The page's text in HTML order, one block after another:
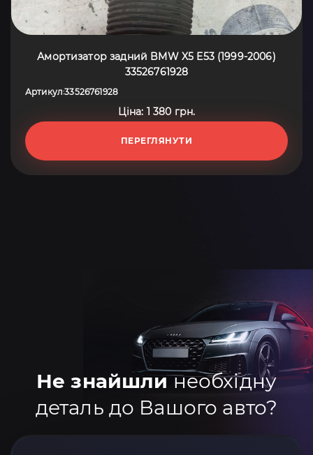
Амортизатор задний BMW X5 E53 (1999-2006)
33526761928
Артикул:33526761928
Ціна: 1 380 грн.
ПЕРЕГЛЯНУТИ
Не знайшлинеобхідну
деталь до Вашого авто?